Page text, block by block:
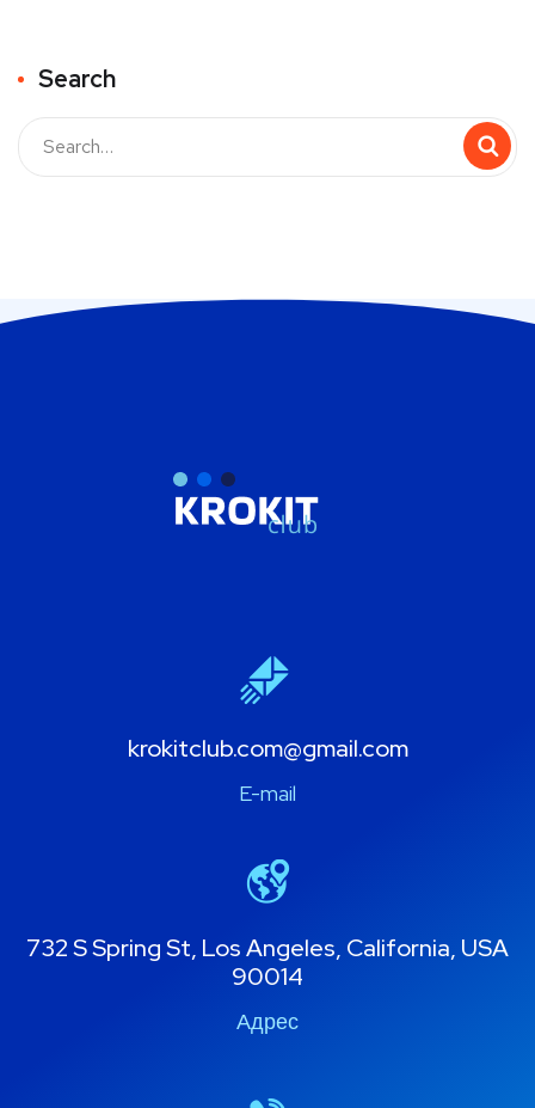
Search
krokitclub.com@gmail.com
E-mail
732 S Spring St, Los Angeles, California, USA
90014
Адрес